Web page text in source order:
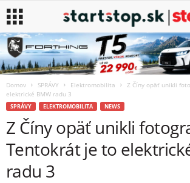
Domov SPRÁVY Elektromobilita
Z Číny opäť unikli
elektrické BMW radu 3
SPRÁVY ELEKTROMOBILITA NEWS
Z Číny opäť unikli
Tentokrát je to
radu 3